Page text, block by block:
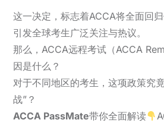
这一决定，标志着ACCA将全面回
引发全球考生广泛关注与热议。
那么，ACCA远程考试（ACCA
因是什么？
对于不同地区的考生，这项政策究
战”？
ACCA PassMate带你全面解读